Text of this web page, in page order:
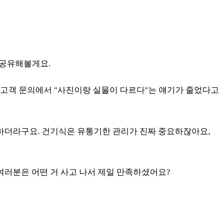
유해볼게요.
객 문의에서 "사진이랑 실물이 다르다"는 얘기가 줄었다고
라구요. 건기식은 유통기한 관리가 진짜 중요하잖아요,
분은 어떤 거 사고 나서 제일 만족하셨어요?